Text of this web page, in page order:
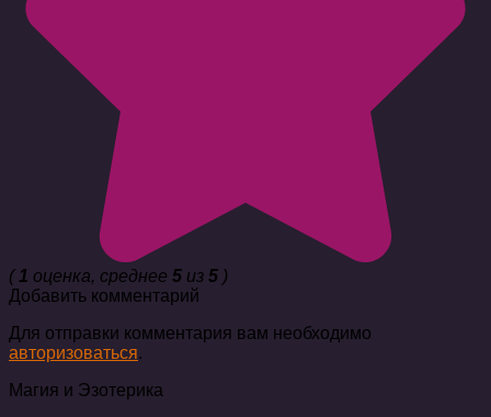
( 1 оценка, среднее 5 из 5 )
Добавить комментарий
Для отправки комментария вам необходимо
авторизоваться.
Магия и Эзотерика